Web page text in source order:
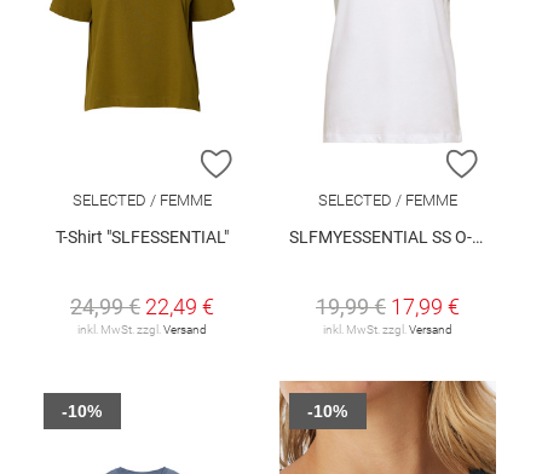
ZUR WUNSCHLISTE HINZUFÜGEN
SELECTED / FEMME
T-Shirt "SLFESSENTIAL"
24,99 € 22,49 €
inkl. MwSt. zzgl. Versand
ZUR
SELECTED / FEMME
SLFMYESSENTIAL SS O-NECK TEE NOOS
19,99 € 17,99 €
inkl. MwSt. zzgl. Versand
-10% -10%